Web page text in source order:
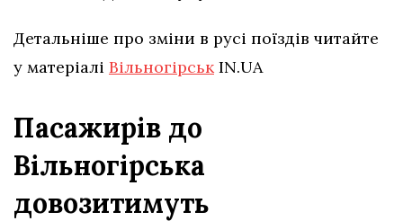
Детальніше про зміни в русі поїздів читайте
у матеріалі ВільногірськIN.UA
Пасажирів до
Вільногірська
довозитимуть